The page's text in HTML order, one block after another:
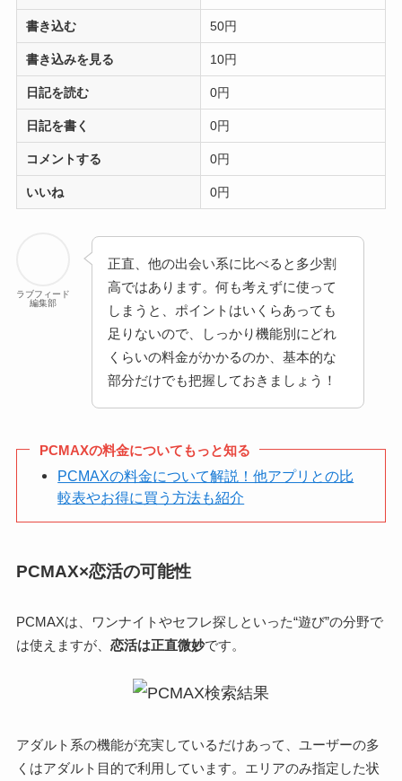
書き込む 50円
書き込みを見る 10円
日記を読む 0円
日記を書く 0円
コメントする 0円
いいね 0円
ラブフィード
編集部
正直、他の出会い系に比べると多少割
高ではあります。何も考えずに使って
しまうと、ポイントはいくらあっても
足りないので、しっかり機能別にどれ
くらいの料金がかかるのか、基本的な
部分だけでも把握しておきましょう！
PCMAXの料金についてもっと知る
PCMAXの料金について解説！他アプリとの比
較表やお得に買う方法も紹介
PCMAX×恋活の可能性
PCMAXは、ワンナイトやセフレ探しといった“遊び”の分野で
は使えますが、 恋活は正直微妙です。
アダルト系の機能が充実しているだけあって、ユーザーの多
くはアダルト目的で利用しています。エリアのみ指定した状